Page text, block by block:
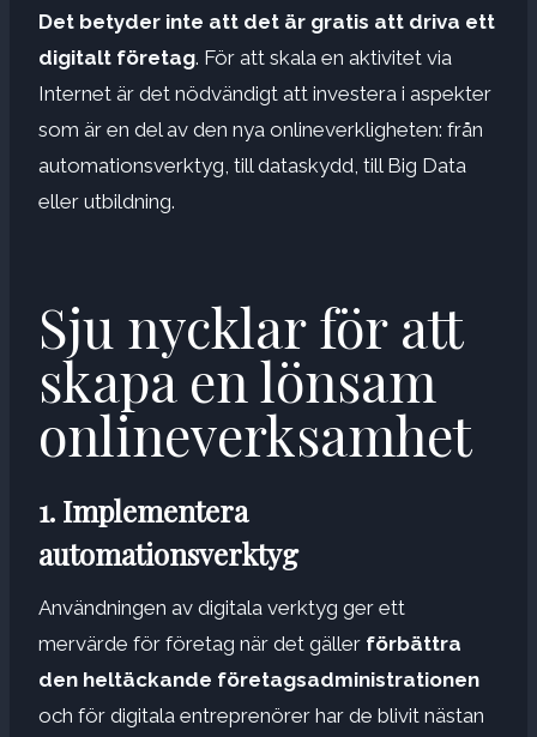
Det betyder inte att det är gratis att driva ett
digitalt företag. För att skala en aktivitet via
Internet är det nödvändigt att investera i aspekter
som är en del av den nya onlineverkligheten: från
automationsverktyg, till dataskydd, till Big Data
eller utbildning.
Sju nycklar för att
skapa en lönsam
onlineverksamhet
1. Implementera
automationsverktyg
Användningen av digitala verktyg ger ett
mervärde för företag när det gäller förbättra
den heltäckande företagsadministrationen
och för digitala entreprenörer har de blivit nästan